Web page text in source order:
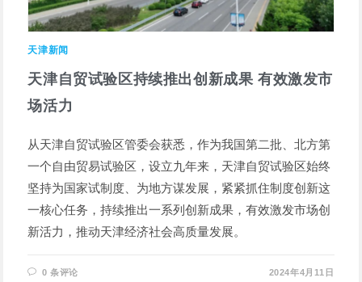
天津新闻
天津自贸试验区持续推出创新成果 有效激发市
场活力
从天津自贸试验区管委会获悉，作为我国第二批、北方第
一个自由贸易试验区，设立九年来，天津自贸试验区始终
坚持为国家试制度、为地方谋发展，紧紧抓住制度创新这
一核心任务，持续推出一系列创新成果，有效激发市场创
新活力，推动天津经济社会高质量发展。
0 条评论 2024年4月11日